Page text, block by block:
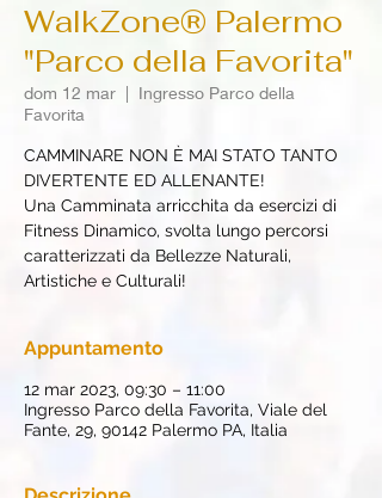
WalkZone® Palermo
"Parco della Favorita"
dom 12 mar
  |
Ingresso Parco della
Favorita
CAMMINARE NON È MAI STATO TANTO
DIVERTENTE ED ALLENANTE!
Una Camminata arricchita da esercizi di
Fitness Dinamico, svolta lungo percorsi
caratterizzati da Bellezze Naturali,
Artistiche e Culturali!
Appuntamento
12 mar 2023, 09:30 – 11:00
Ingresso Parco della Favorita, Viale del
Fante, 29, 90142 Palermo PA, Italia